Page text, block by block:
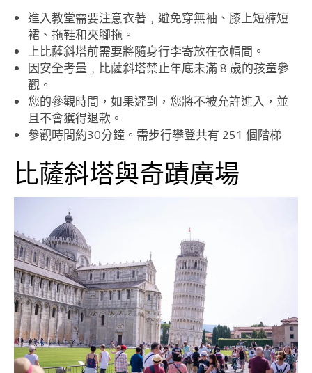
進入教堂需要注意衣著﹐避免穿無袖、膝上短褲短
裙、拖鞋和夾腳拖。
上比薩斜塔前需要將隨身行李寄放在衣帽間。
因安全考量﹐比薩斜塔禁止年底未滿 8 歲的孩童參
觀。
您的參觀時間，如果遲到，您將不被允許進入，並
且不會獲得退款。
參觀時間約30分鐘。需步行攀登共有 251 個階梯
比薩斜塔與奇蹟廣場